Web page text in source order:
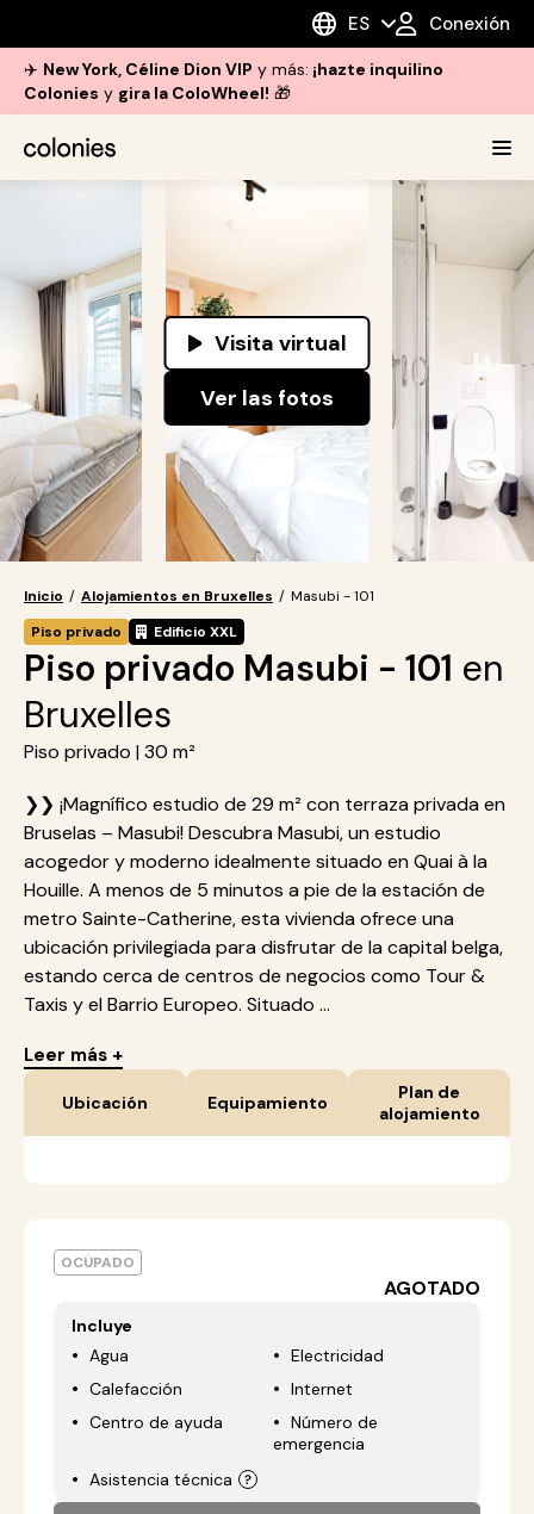
ES Conexión
✈️ New York, Céline Dion VIP y más: ¡hazte inquilino
Colonies y gira la ColoWheel! 🎁
Visita virtual
Ver las fotos
Inicio / Alojamientos en Bruxelles / Masubi - 101
Piso privado
Edificio XXL
Piso privado Masubi - 101 en
Bruxelles
Piso privado | 30 m²
❯❯ ¡Magnífico estudio de 29 m² con terraza privada en
Bruselas – Masubi! Descubra Masubi, un estudio
acogedor y moderno idealmente situado en Quai à la
Houille. A menos de 5 minutos a pie de la estación de
metro Sainte-Catherine, esta vivienda ofrece una
ubicación privilegiada para disfrutar de la capital belga,
estando cerca de centros de negocios como Tour &
Taxis y el Barrio Europeo. Situado ...
Leer más +
Ubicación Equipamiento
Plan de
alojamiento
OCUPADO
AGOTADO
Incluye
Agua
Electricidad
Calefacción
Internet
Centro de ayuda
Número de
emergencia
Asistencia técnica